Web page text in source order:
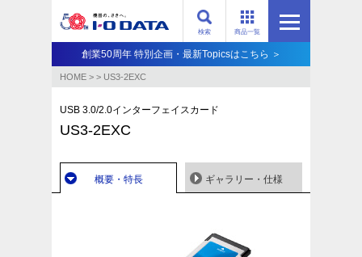
商品一覧
検索
創業50周年 特別企画・最新Topicsはこちら ＞
HOME > > US3-2EXC
USB 3.0/2.0インターフェイスカード
US3-2EXC
概要・特長 ギャラリー・仕様